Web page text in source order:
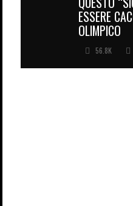
QUESTO
ESSERE
OLIMPICO